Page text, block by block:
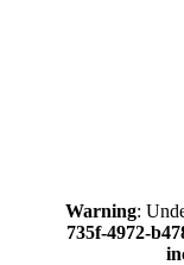
Warning:
735f-4972-